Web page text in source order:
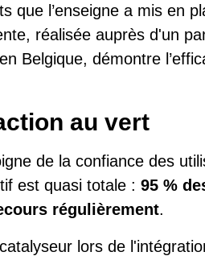
que l’enseigne a mis en
réalisée auprès d'un
Belgique, démontre
au vert
de la confiance des
est quasi totale : 95 %
régulièrement.
lors de